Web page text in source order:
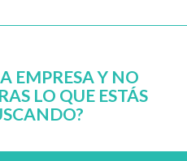
EMPRESA Y NO
LO QUE ESTÁS